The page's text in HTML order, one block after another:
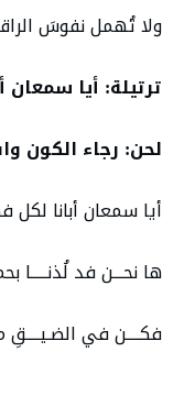
ولا تُهمل نفوسَ
ترتيلة: أيا سمعان
لحن: رجاء الكون
أيا سمعان أبانا لكل
ها نحـــن فد لُذنـــــا
فكــــن في الضـيــــقِ